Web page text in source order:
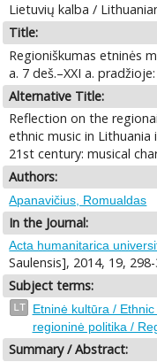
Lietuvių kalba /
Title:
Regioniškumas etninės
a. 7 deš.–XXI a.
Alternative Title:
Reflection on the
ethnic music in
21st century: musical
Authors:
Apanavičius, Romualdas
In the Journal:
Acta humanitarica
Saulensis], 2014, 19,
Subject terms:
LT Etninė kultūra /
regioninė politika /
Summary / Abstract: